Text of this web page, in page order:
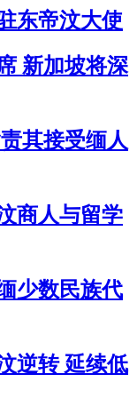
东帝汶大使
新加坡将深
其接受缅人
商人与留学
少数民族代
逆转 延续低